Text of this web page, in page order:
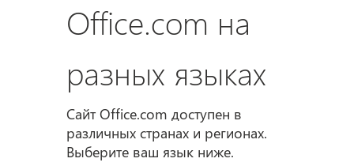
Office.com на
разных языках
Сайт Office.com доступен в
различных странах и регионах.
Выберите ваш язык ниже.